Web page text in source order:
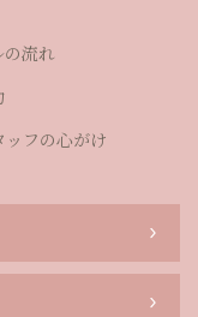
の流れ
ッフの心がけ